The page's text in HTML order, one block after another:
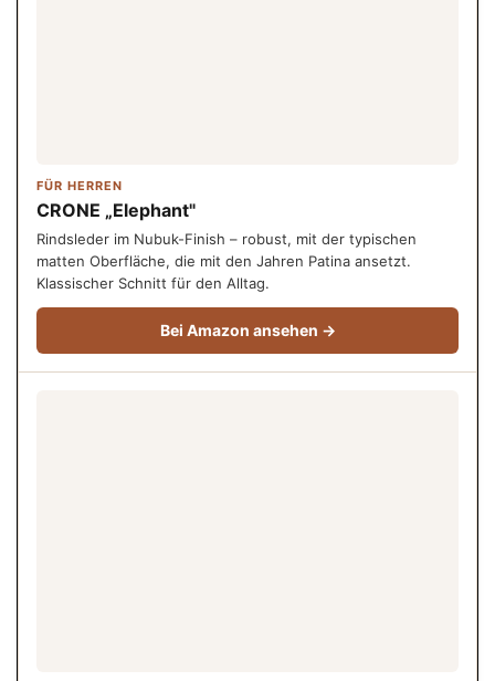
FÜR HERREN
CRONE „Elephant"
Rindsleder im Nubuk-Finish – robust, mit der typischen
matten Oberfläche, die mit den Jahren Patina ansetzt.
Klassischer Schnitt für den Alltag.
Bei Amazon ansehen →